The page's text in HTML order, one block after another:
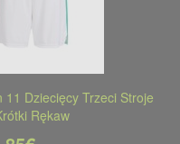
Dziecięcy Trzeci Stroje
Rękaw